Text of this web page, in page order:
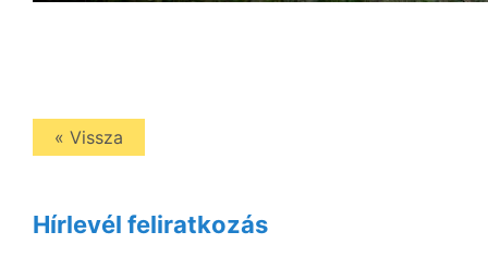
« Vissza
Hírlevél feliratkozás